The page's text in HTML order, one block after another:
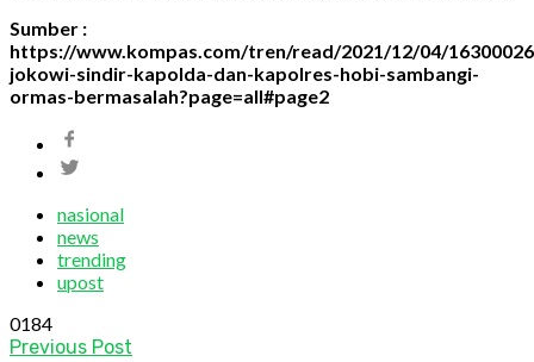
Sumber :
https://www.kompas.com/tren/read/2021/12/04/
jokowi-sindir-kapolda-dan-kapolres-hobi-sambangi-
ormas-bermasalah?page=all#page2
nasional
news
trending
upost
0184
Previous Post